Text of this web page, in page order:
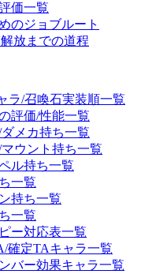
価一覧
のジョブルート
放までの道程
ラ/召喚石実装順一覧
評価/性能一覧
メカ持ち一覧
ウント持ち一覧
ル持ち一覧
一覧
持ち一覧
一覧
ー対応表一覧
確定TAキャラ一覧
バー効果キャラ一覧